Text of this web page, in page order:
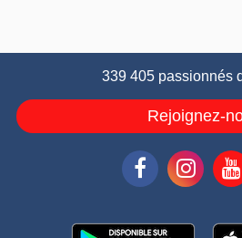
339 405 passionnés
Rejoignez-